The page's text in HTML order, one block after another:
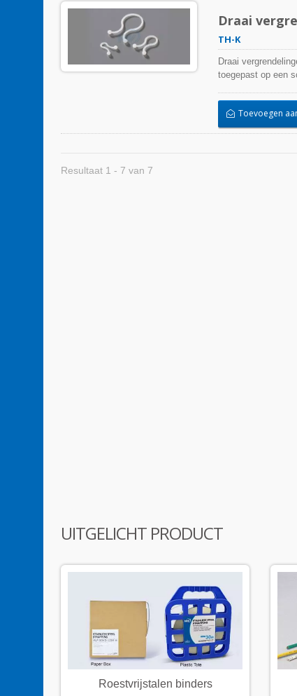
Draai
TH-K
Draai
toegepast op een
Toevoegen
Resultaat 1 - 7 van 7
UITGELICHT PRODUCT
Roestvrijstalen binders